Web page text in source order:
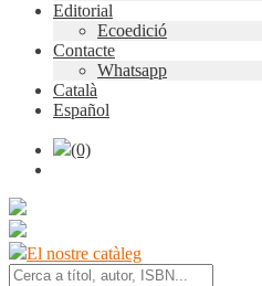
Editorial
Ecoedició
Contacte
Whatsapp
Català
Español
(0)
El nostre catàleg